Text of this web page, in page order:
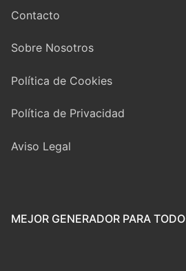
Contacto
Sobre Nosotros
Política de Cookies
Política de Privacidad
Aviso Legal
MEJOR GENERADOR PARA TODO